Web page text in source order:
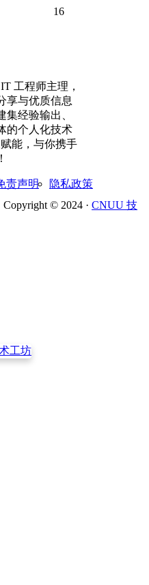
16
工程师主理，
享与优质信息
经验输出、
的个人化技术
能，与你携手
责声明
隐私政策
Copyright © 2024 · CNUU 技